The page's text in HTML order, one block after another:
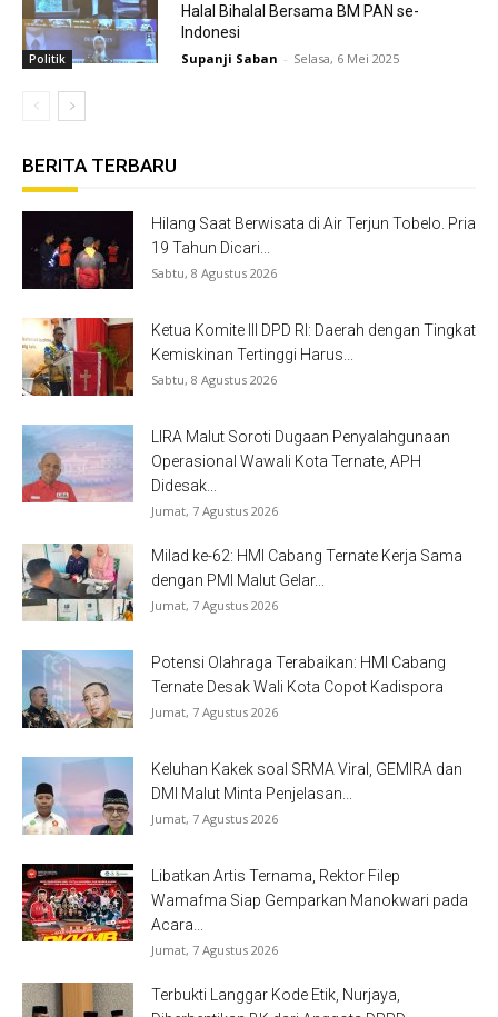
Politik
Halal Bihalal Bersama BM PAN se-
Indonesi
Supanji Saban - Selasa, 6 Mei 2025
BERITA TERBARU
Hilang Saat Berwisata di Air Terjun Tobelo. Pria
19 Tahun Dicari...
Sabtu, 8 Agustus 2026
Ketua Komite III DPD RI: Daerah dengan Tingkat
Kemiskinan Tertinggi Harus...
Sabtu, 8 Agustus 2026
LIRA Malut Soroti Dugaan Penyalahgunaan
Operasional Wawali Kota Ternate, APH
Didesak...
Jumat, 7 Agustus 2026
Milad ke-62: HMI Cabang Ternate Kerja Sama
dengan PMI Malut Gelar...
Jumat, 7 Agustus 2026
Potensi Olahraga Terabaikan: HMI Cabang
Ternate Desak Wali Kota Copot Kadispora
Jumat, 7 Agustus 2026
Keluhan Kakek soal SRMA Viral, GEMIRA dan
DMI Malut Minta Penjelasan...
Jumat, 7 Agustus 2026
Libatkan Artis Ternama, Rektor Filep
Wamafma Siap Gemparkan Manokwari pada
Acara...
Jumat, 7 Agustus 2026
Terbukti Langgar Kode Etik, Nurjaya,